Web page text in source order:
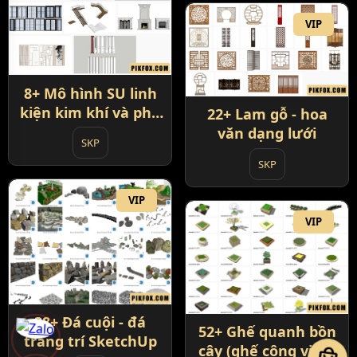
8+ Mô hình SU linh
kiện kim khí và phụ
kiện kiến trúc
SKP
VIP
22+ Lam gỗ - hoa
văn dạng lưới
SKP
VIP
38+ Đá cuội - đá
trang trí SketchUp
VIP
52+ Ghế quanh bồn
cây (ghế công viên)